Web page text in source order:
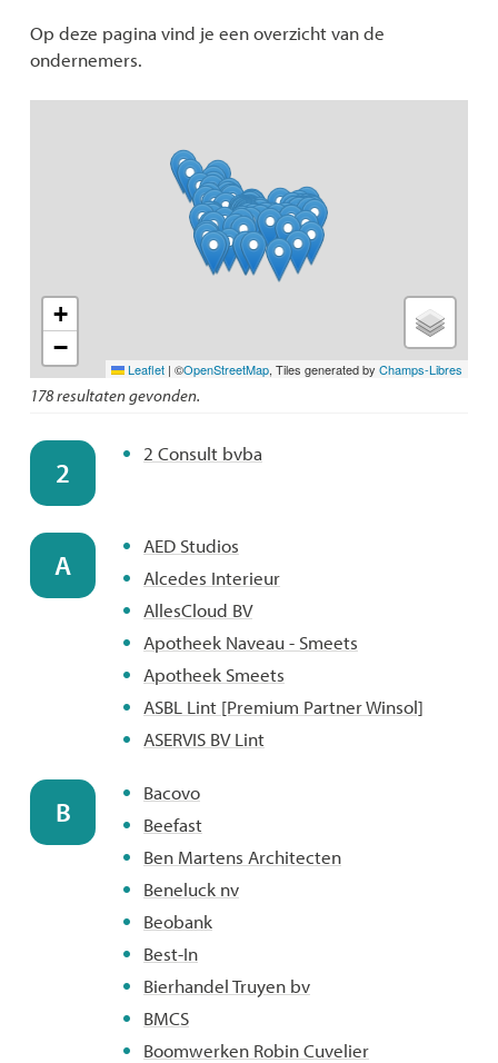
Op deze pagina vind je een overzicht van de
ondernemers.
+
−
Leaflet | ©OpenStreetMap, Tiles generated by Champs-Libres
178 resultaten gevonden.
2
2 Consult bvba
A
AED Studios
Alcedes Interieur
AllesCloud BV
Apotheek Naveau - Smeets
Apotheek Smeets
ASBL Lint [Premium Partner Winsol]
ASERVIS BV Lint
B
Bacovo
Beefast
Ben Martens Architecten
Beneluck nv
Beobank
Best-In
Bierhandel Truyen bv
BMCS
Boomwerken Robin Cuvelier